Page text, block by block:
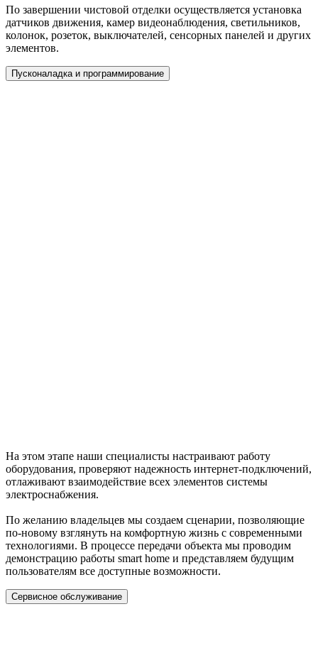
По завершении чистовой отделки осуществляется установка
датчиков движения, камер видеонаблюдения, светильников,
колонок, розеток, выключателей, сенсорных панелей и других
элементов.
Пусконаладка и программирование
На этом этапе наши специалисты настраивают работу
оборудования, проверяют надежность интернет-подключений,
отлаживают взаимодействие всех элементов системы
электроснабжения.
По желанию владельцев мы создаем сценарии, позволяющие
по-новому взглянуть на комфортную жизнь с современными
технологиями. В процессе передачи объекта мы проводим
демонстрацию работы smart home и представляем будущим
пользователям все доступные возможности.
Сервисное обслуживание